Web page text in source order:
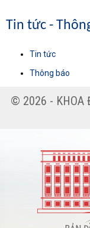
Tin tức -
Tin tức
Thông báo
© 2026 - KHOA ĐIỆN - ĐIỆN TỬ - TRƯỜNG ĐẠI HỌC